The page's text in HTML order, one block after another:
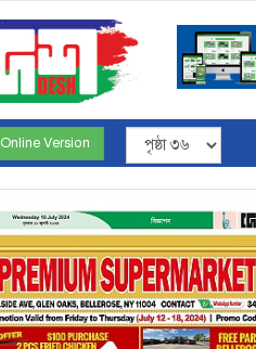
Online Version